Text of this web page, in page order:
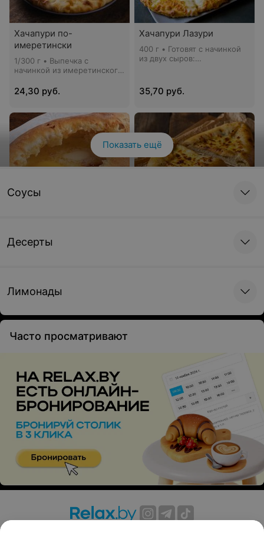
Хачапури по-
имеретински
1/300 г • Выпечка с
начинкой из имеретинского
24,30 руб.
Хачапури Лазури
400 г • Готовят с начинкой
из двух сыров:
35,70 руб.
форме лодочки с начинкой
из имеретинского сыра. По
460 г • Выпекается в форме
Пхловани
1/300 г • Выпечка с
начинкой из имеритинского
сыра и шпината
23,70 руб.
Грузинский хлеб «Шоти»
80 г
3,70 руб.
Показать ещё
Соусы
Десерты
Лимонады
Часто просматривают